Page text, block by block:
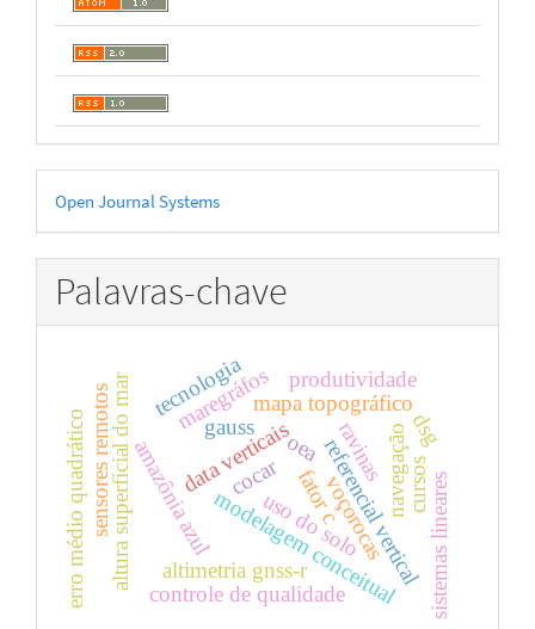
Desenvolvido
por
Open Journal Systems
Palavras-chave
data verticais
amazônia azul voçorocas
ravinas
uso do solo
altura superficial do mar mapa topográfico
modelagem conceitual
controle de qualidade
referencial vertical
altimetria gnss-r
maregráfos
sensores remotos navegação
cocar
dsg
fator c
erro médio quadrático gauss
sistemas lineares
tecnologia produtividade
oea
cursos